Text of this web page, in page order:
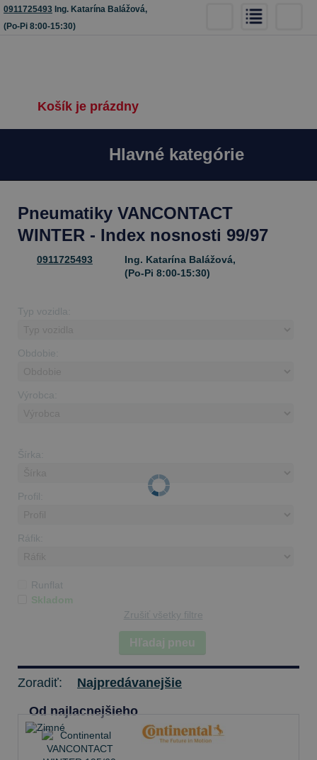
0911725493 Ing. Katarína Balážová,
(Po-Pi 8:00-15:30)
Košík je prázdny
Hlavné kategórie
Pneumatiky VANCONTACT
WINTER - Index nosnosti 99/97
0911725493
Ing. Katarína Balážová,
(Po-Pi 8:00-15:30)
Typ vozidla:
Obdobie:
Výrobca:
Šírka:
Profil:
Ráfik:
Runflat
Skladom
Zrušiť všetky filtre
Hľadaj pneu
Zoradiť:
Najpredávanejšie
Od najlacnejšieho